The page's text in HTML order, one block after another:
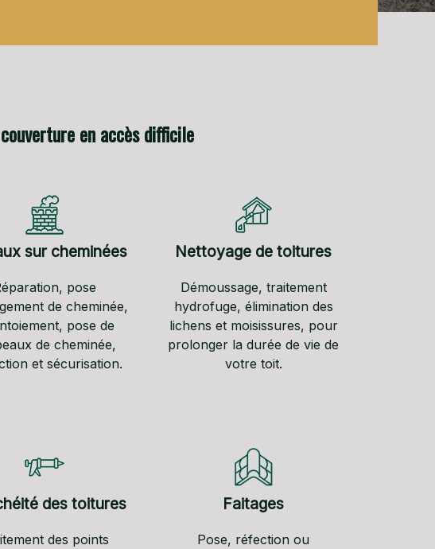
en accès difficile
sur cheminées
pose
de cheminée,
pose de
de cheminée,
et sécurisation.
Nettoyage de toitures
Démoussage, traitement
hydrofuge, élimination des
lichens et moisissures, pour
prolonger la durée de vie de
votre toit.
des toitures
des points
Faitages
Pose, réfection ou